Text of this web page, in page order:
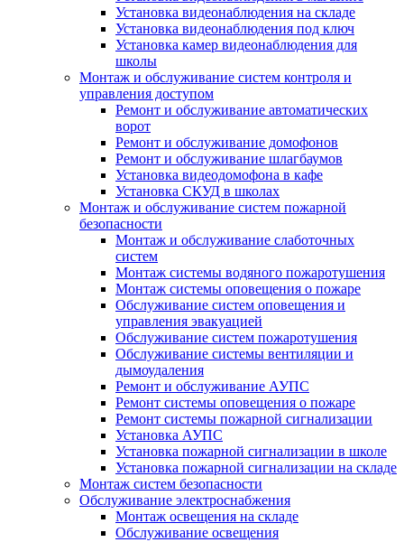
Установка видеонаблюдения на складе
Установка видеонаблюдения под ключ
Установка камер видеонаблюдения для
школы
Монтаж и обслуживание систем контроля и
управления доступом
Ремонт и обслуживание автоматических
ворот
Ремонт и обслуживание домофонов
Ремонт и обслуживание шлагбаумов
Установка видеодомофона в кафе
Установка СКУД в школах
Монтаж и обслуживание систем пожарной
безопасности
Монтаж и обслуживание слаботочных
систем
Монтаж системы водяного пожаротушения
Монтаж системы оповещения о пожаре
Обслуживание систем оповещения и
управления эвакуацией
Обслуживание систем пожаротушения
Обслуживание системы вентиляции и
дымоудаления
Ремонт и обслуживание АУПС
Ремонт системы оповещения о пожаре
Ремонт системы пожарной сигнализации
Установка АУПС
Установка пожарной сигнализации в школе
Установка пожарной сигнализации на складе
Монтаж систем безопасности
Обслуживание электроснабжения
Монтаж освещения на складе
Обслуживание освещения